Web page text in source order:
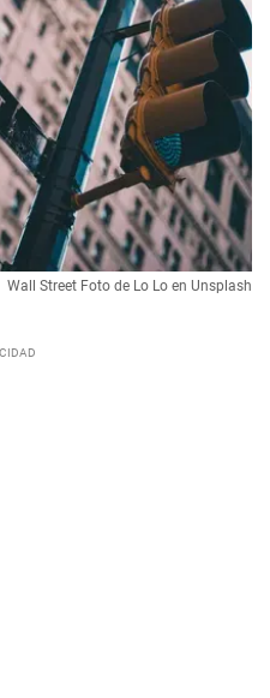
Wall Street Foto de Lo Lo en Unsplash